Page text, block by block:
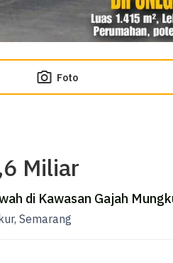
Foto
Miliar
di Kawasan Gajah
Semarang